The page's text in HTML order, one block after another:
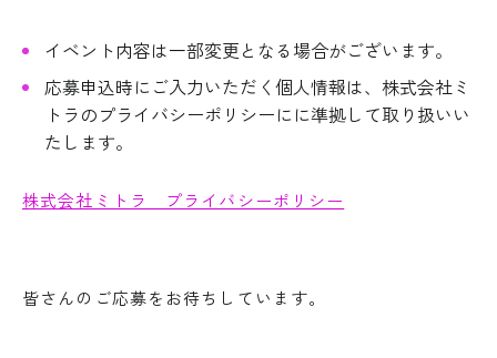
イベント内容は一部変更となる場合がございます。
応募申込時にご入力いただく個人情報は、株式会社ミ
トラのプライバシーポリシーにに準拠して取り扱いい
たします。
株式会社ミトラ プライバシーポリシー
皆さんのご応募をお待ちしています。